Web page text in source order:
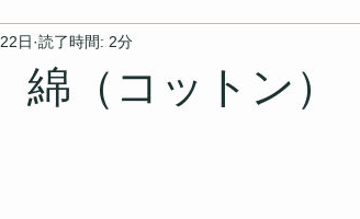
ン 展示会
（コットン）
日 読了時間: 2分